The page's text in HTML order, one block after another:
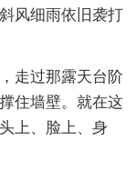
风细雨依旧袭打
走过那露天台阶
住墙壁。就在这
上、脸上、身